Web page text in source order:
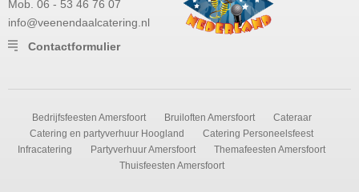
Mob. 06 - 53 46 76 07
info@veenendaalcatering.nl
Contactformulier
Bedrijfsfeesten Amersfoort Bruiloften Amersfoort
Cateraar
Catering en partyverhuur Hoogland
Catering Personeelsfeest
Infracatering
Partyverhuur Amersfoort
Themafeesten Amersfoort
Thuisfeesten Amersfoort